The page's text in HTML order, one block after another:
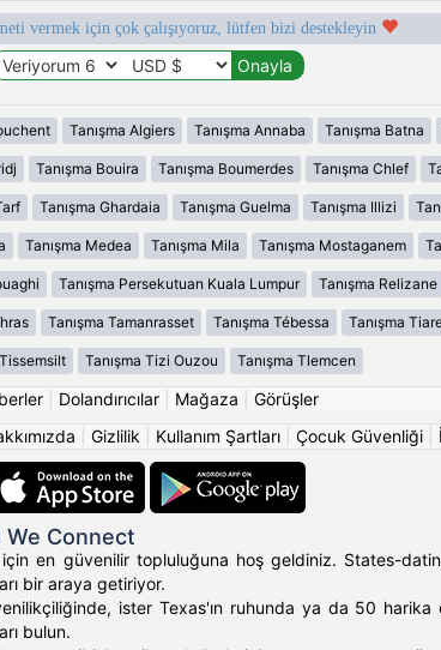
vermek için çok çalışıyoruz, lütfen bizi destekleyin
Tanışma Algiers Tanışma Annaba Tanışma Batna
Tanışma Bouira Tanışma Boumerdes Tanışma Chlef
Tanışma Ghardaia Tanışma Guelma Tanışma Illizi
Tanışma Medea Tanışma Mila Tanışma Mostaganem
Tanışma Persekutuan Kuala Lumpur Tanışma Relizane
Tanışma Tamanrasset Tanışma Tébessa Tanışma
Tanışma Tizi Ouzou Tanışma Tlemcen
Dolandırıcılar Mağaza
Görüşler
Gizlilik Kullanım Şartları Çocuk Güvenliği
We Connect
en güvenilir topluluğuna hoş geldiniz. States-
bir araya getiriyor.
ister Texas'ın ruhunda ya da 50
bulun.